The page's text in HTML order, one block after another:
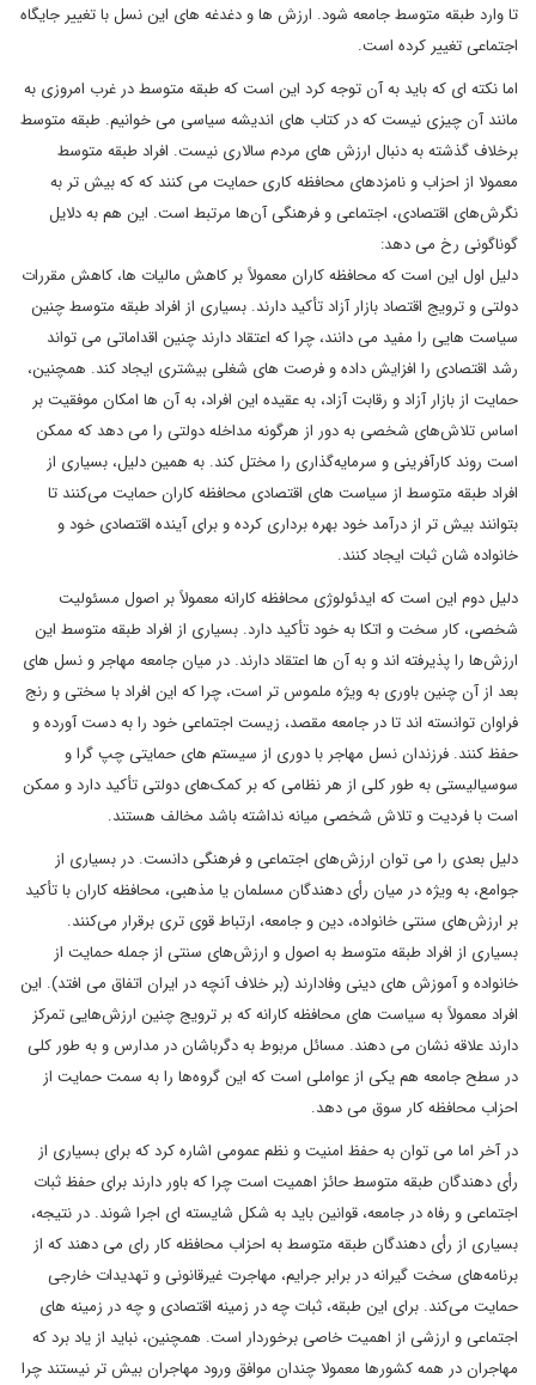
تا وارد طبقه متوسط جامعه شود. ارزش ها و دغدغه های این نسل با تغییر جایگاه
اجتماعی تغییر کرده است.
اما نکته ای که باید به آن توجه کرد این است که طبقه متوسط در غرب امروزی به
مانند آن چیزی نیست که در کتاب های اندیشه سیاسی می خوانیم. طبقه متوسط
برخلاف گذشته به دنبال ارزش های مردم سالاری نیست. افراد طبقه متوسط
معمولا از احزاب و نامزدهای محافظه‌ کاری حمایت می کنند که که بیش تر به
نگرش‌های اقتصادی، اجتماعی و فرهنگی آن‌ها مرتبط است. این هم به دلایل
گوناگونی رخ می دهد:
دلیل اول این است که محافظه کاران معمولاً بر کاهش مالیات ها، کاهش مقررات
دولتی و ترویج اقتصاد بازار آزاد تأکید دارند. بسیاری از افراد طبقه متوسط چنین
سیاست هایی را مفید می دانند، چرا که اعتقاد دارند چنین اقداماتی می تواند
رشد اقتصادی را افزایش داده و فرصت های شغلی بیشتری ایجاد کند. همچنین،
حمایت از بازار آزاد و رقابت آزاد، به عقیده این افراد، به آن ها امکان موفقیت بر
اساس تلاش‌های شخصی به دور از هرگونه مداخله دولتی را می دهد که ممکن
است روند کارآفرینی و سرمایه‌گذاری را مختل کند. به همین دلیل، بسیاری از
افراد طبقه متوسط از سیاست های اقتصادی محافظه کاران حمایت می‌کنند تا
بتوانند بیش تر از درآمد خود بهره برداری کرده و برای آینده اقتصادی خود و
خانواده شان ثبات ایجاد کنند.
دلیل دوم این است که ایدئولوژی محافظه کارانه معمولاً بر اصول مسئولیت
شخصی، کار سخت و اتکا به خود تأکید دارد. بسیاری از افراد طبقه متوسط این
ارزش‌ها را پذیرفته اند و به آن ها اعتقاد دارند. در میان جامعه مهاجر و نسل های
بعد از آن چنین باوری به ویژه ملموس تر است، چرا که این افراد با سختی و رنج
فراوان توانسته اند تا در جامعه مقصد، زیست اجتماعی خود را به دست آورده و
حفظ کنند. فرزندان نسل مهاجر با دوری از سیستم های حمایتی چپ گرا و
سوسیالیستی به طور کلی از هر نظامی که بر کمک‌های دولتی تأکید دارد و ممکن
است با فردیت و تلاش شخصی میانه نداشته باشد مخالف هستند.
دلیل بعدی را می توان ارزش‌های اجتماعی و فرهنگی دانست. در بسیاری از
جوامع، به ویژه در میان رأی دهندگان مسلمان یا مذهبی، محافظه کاران با تأکید
بر ارزش‌های سنتی خانواده، دین و جامعه، ارتباط قوی تری برقرار می‌کنند.
بسیاری از افراد طبقه متوسط به اصول و ارزش‌های سنتی از جمله حمایت از
خانواده و آموزش های دینی وفادارند (بر خلاف آنچه در ایران اتفاق می افتد). این
افراد معمولاً به سیاست های محافظه کارانه که بر ترویج چنین ارزش‌هایی تمرکز
دارند علاقه‌ نشان می دهند. مسائل مربوط به دگرباشان در مدارس و به طور کلی
در سطح جامعه هم یکی از عواملی است که این گروه‌ها را به سمت حمایت از
احزاب محافظه کار سوق می دهد.
در آخر اما می توان به حفظ امنیت و نظم عمومی اشاره کرد که برای بسیاری از
رأی‌ دهندگان طبقه متوسط حائز اهمیت است چرا که باور دارند برای حفظ ثبات
اجتماعی و رفاه در جامعه، قوانین باید به شکل شایسته ای اجرا شوند. در نتیجه،
بسیاری از رأی دهندگان طبقه متوسط به احزاب محافظه کار رای می دهند که از
برنامه‌های سخت گیرانه در برابر جرایم، مهاجرت غیرقانونی و تهدیدات خارجی
حمایت می‌کند. برای این طبقه، ثبات چه در زمینه اقتصادی و چه در زمینه های
اجتماعی و ارزشی از اهمیت خاصی برخوردار است. همچنین، نباید از یاد برد که
مهاجران در همه کشورها معمولا چندان موافق ورود مهاجران بیش تر نیستند چرا